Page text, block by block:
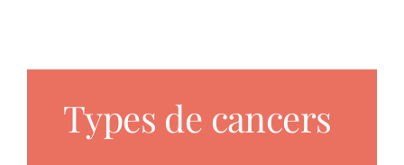
Recrutement
Types de cancers